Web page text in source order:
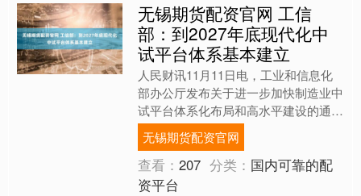
无锡期货配资官网 工信
部：到2027年底现代化中
试平台体系基本建立
人民财讯11月11日电，工业和信息化
部办公厅发布关于进一步加快制造业中
试平台体系化布局和高水平建设的通
知，其中提出，到2027年底，高水平
中试平台力量进一步壮大....
无锡期货配资官网
查看：207 分类： 国内可靠的配
资平台